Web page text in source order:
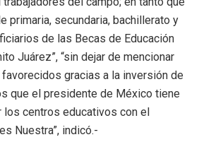
primaria, secundaria, bachillerato y
de las Becas de Educación
Juárez”, “sin dejar de mencionar
gracias a la inversión de
que el presidente de México tiene
los centros educativos con el
Nuestra”, indicó.-